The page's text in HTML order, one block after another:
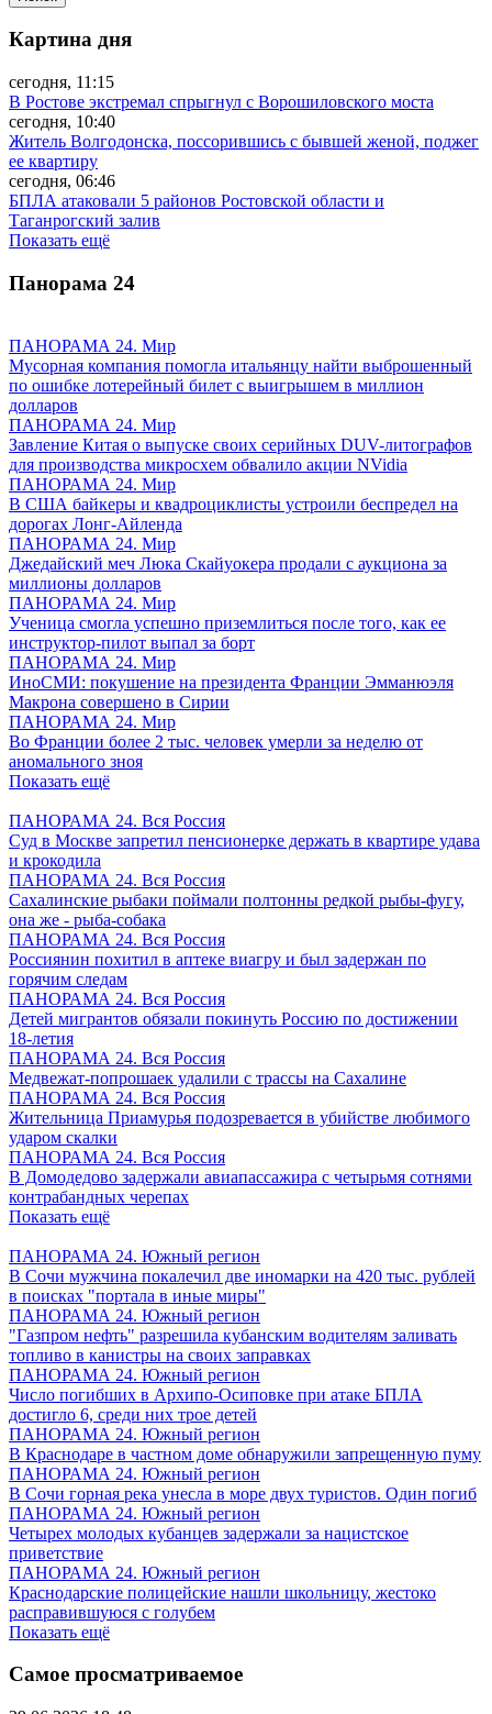
Картина дня
сегодня, 11:15
В Ростове экстремал спрыгнул с Ворошиловского моста
сегодня, 10:40
Житель Волгодонска, поссорившись с бывшей женой, поджег
ее квартиру
сегодня, 06:46
БПЛА атаковали 5 районов Ростовской области и
Таганрогский залив
Показать ещё
Панорама 24
ПАНОРАМА 24. Мир
Мусорная компания помогла итальянцу найти выброшенный
по ошибке лотерейный билет с выигрышем в миллион
долларов
ПАНОРАМА 24. Мир
Завление Китая о выпуске своих серийных DUV-литографов
для производства микросхем обвалило акции NVidia
ПАНОРАМА 24. Мир
В США байкеры и квадроциклисты устроили беспредел на
дорогах Лонг-Айленда
ПАНОРАМА 24. Мир
Джедайский меч Люка Скайуокера продали с аукциона за
миллионы долларов
ПАНОРАМА 24. Мир
Ученица смогла успешно приземлиться после того, как ее
инструктор-пилот выпал за борт
ПАНОРАМА 24. Мир
ИноСМИ: покушение на президента Франции Эмманюэля
Макрона совершено в Сирии
ПАНОРАМА 24. Мир
Во Франции более 2 тыс. человек умерли за неделю от
аномального зноя
Показать ещё
ПАНОРАМА 24. Вся Россия
Суд в Москве запретил пенсионерке держать в квартире удава
и крокодила
ПАНОРАМА 24. Вся Россия
Сахалинские рыбаки поймали полтонны редкой рыбы-фугу,
она же - рыба-собака
ПАНОРАМА 24. Вся Россия
Россиянин похитил в аптеке виагру и был задержан по
горячим следам
ПАНОРАМА 24. Вся Россия
Детей мигрантов обязали покинуть Россию по достижении
18-летия
ПАНОРАМА 24. Вся Россия
Медвежат-попрошаек удалили с трассы на Сахалине
ПАНОРАМА 24. Вся Россия
Жительница Приамурья подозревается в убийстве любимого
ударом скалки
ПАНОРАМА 24. Вся Россия
В Домодедово задержали авиапассажира с четырьмя сотнями
контрабандных черепах
Показать ещё
ПАНОРАМА 24. Южный регион
В Сочи мужчина покалечил две иномарки на 420 тыс. рублей
в поисках "портала в иные миры"
ПАНОРАМА 24. Южный регион
"Газпром нефть" разрешила кубанским водителям заливать
топливо в канистры на своих заправках
ПАНОРАМА 24. Южный регион
Число погибших в Архипо-Осиповке при атаке БПЛА
достигло 6, среди них трое детей
ПАНОРАМА 24. Южный регион
В Краснодаре в частном доме обнаружили запрещенную пуму
ПАНОРАМА 24. Южный регион
В Сочи горная река унесла в море двух туристов. Один погиб
ПАНОРАМА 24. Южный регион
Четырех молодых кубанцев задержали за нацистское
приветствие
ПАНОРАМА 24. Южный регион
Краснодарские полицейские нашли школьницу, жестоко
расправившуюся с голубем
Показать ещё
Самое просматриваемое